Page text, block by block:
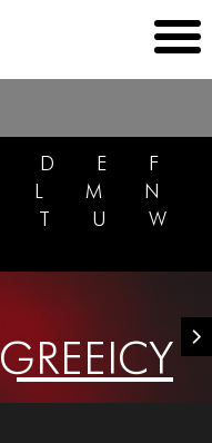
D E
F
L M
N
T U
W
GREEICY